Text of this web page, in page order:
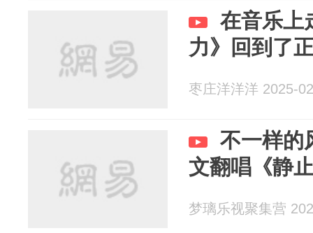
在音乐上
力》回到了
枣庄洋洋洋 2025-
不一样的
文翻唱《静
梦璃乐视聚集营